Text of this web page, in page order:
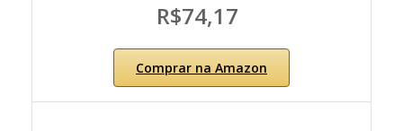
R$74,17
Comprar na Amazon